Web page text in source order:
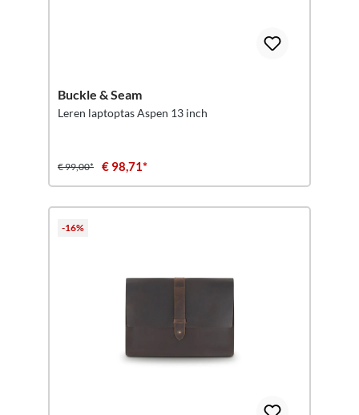
Buckle & Seam
Leren laptoptas Aspen 13 inch
€ 99,00* € 98,71*
-16%